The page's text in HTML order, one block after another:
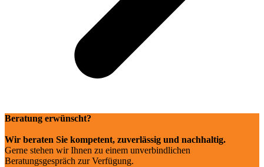
Beratung erwünscht?
Wir beraten Sie kompetent, zuverlässig und nachhaltig.
Gerne stehen wir Ihnen zu einem unverbindlichen
Beratungsgespräch zur Verfügung.